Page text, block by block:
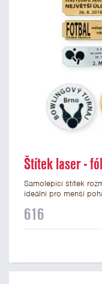
Štítek laser -
Samolepicí štítek
ideální pro menší
nebo text. U textu
možné přiložit v
616